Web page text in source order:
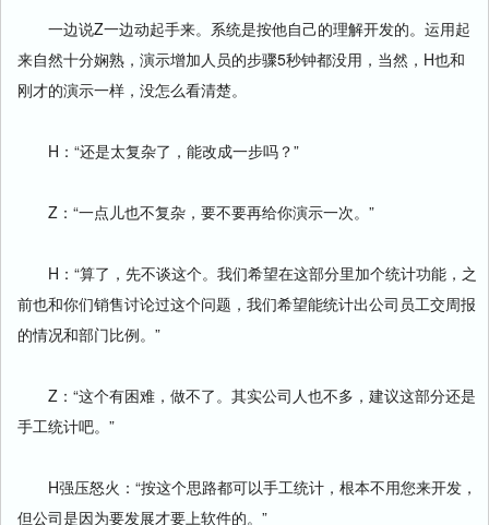
一边说Z一边动起手来。系统是按他自己的理解开发的。运用起
来自然十分娴熟，演示增加人员的步骤5秒钟都没用，当然，H也和
刚才的演示一样，没怎么看清楚。
H：“还是太复杂了，能改成一步吗？”
Z：“一点儿也不复杂，要不要再给你演示一次。”
H：“算了，先不谈这个。我们希望在这部分里加个统计功能，之
前也和你们销售讨论过这个问题，我们希望能统计出公司员工交周报
的情况和部门比例。”
Z：“这个有困难，做不了。其实公司人也不多，建议这部分还是
手工统计吧。”
H强压怒火：“按这个思路都可以手工统计，根本不用您来开发，
但公司是因为要发展才要上软件的。”